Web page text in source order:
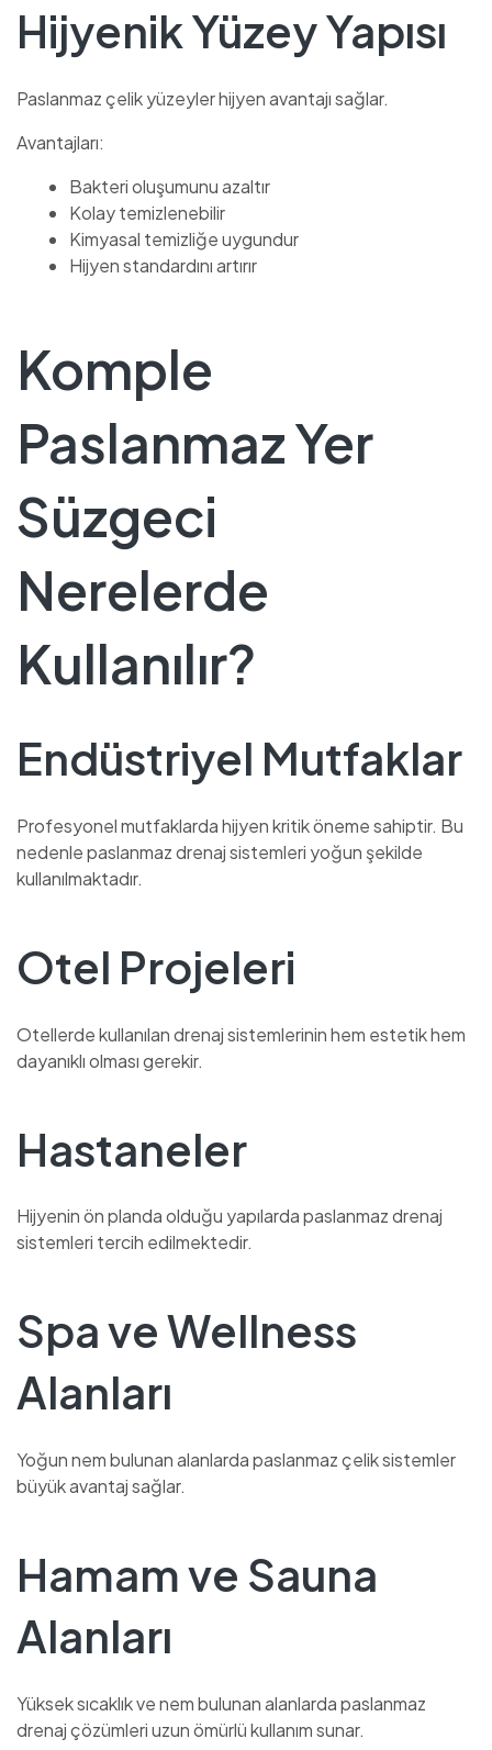
Hijyenik Yüzey Yapısı
Paslanmaz çelik yüzeyler hijyen avantajı sağlar.
Avantajları:
Bakteri oluşumunu azaltır
Kolay temizlenebilir
Kimyasal temizliğe uygundur
Hijyen standardını artırır
Komple
Paslanmaz Yer
Süzgeci
Nerelerde
Kullanılır?
Endüstriyel Mutfaklar
Profesyonel mutfaklarda hijyen kritik öneme sahiptir. Bu
nedenle paslanmaz drenaj sistemleri yoğun şekilde
kullanılmaktadır.
Otel Projeleri
Otellerde kullanılan drenaj sistemlerinin hem estetik hem
dayanıklı olması gerekir.
Hastaneler
Hijyenin ön planda olduğu yapılarda paslanmaz drenaj
sistemleri tercih edilmektedir.
Spa ve Wellness
Alanları
Yoğun nem bulunan alanlarda paslanmaz çelik sistemler
büyük avantaj sağlar.
Hamam ve Sauna
Alanları
Yüksek sıcaklık ve nem bulunan alanlarda paslanmaz
drenaj çözümleri uzun ömürlü kullanım sunar.